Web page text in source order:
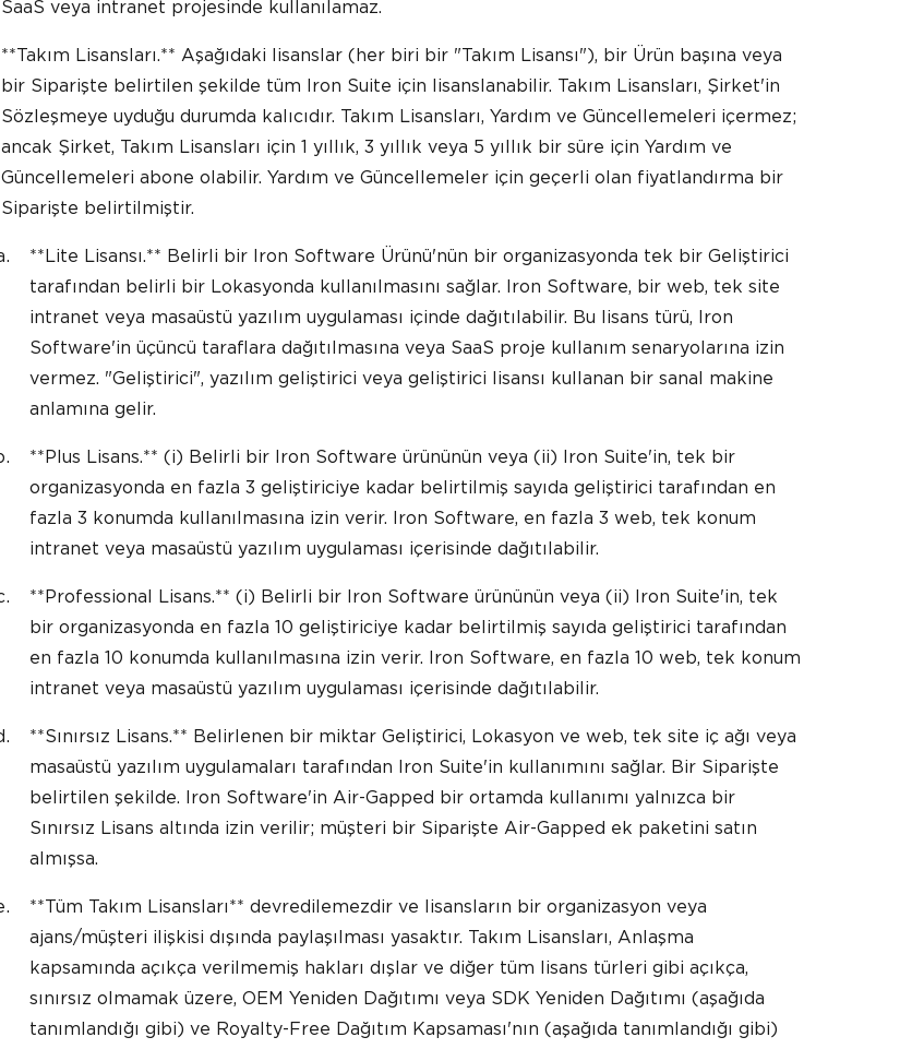
SaaS veya intranet projesinde kullanılamaz.
**Takım Lisansları.** Aşağıdaki lisanslar (her biri bir "Takım Lisansı"), bir Ürün başına veya
bir Siparişte belirtilen şekilde tüm Iron Suite için lisanslanabilir. Takım Lisansları, Şirket'in
Sözleşmeye uyduğu durumda kalıcıdır. Takım Lisansları, Yardım ve Güncellemeleri içermez;
ancak Şirket, Takım Lisansları için 1 yıllık, 3 yıllık veya 5 yıllık bir süre için Yardım ve
Güncellemeleri abone olabilir. Yardım ve Güncellemeler için geçerli olan fiyatlandırma bir
Siparişte belirtilmiştir.
**Lite Lisansı.** Belirli bir Iron Software Ürünü'nün bir organizasyonda tek bir Geliştirici
tarafından belirli bir Lokasyonda kullanılmasını sağlar. Iron Software, bir web, tek site
intranet veya masaüstü yazılım uygulaması içinde dağıtılabilir. Bu lisans türü, Iron
Software'in üçüncü taraflara dağıtılmasına veya SaaS proje kullanım senaryolarına izin
vermez. "Geliştirici", yazılım geliştirici veya geliştirici lisansı kullanan bir sanal makine
anlamına gelir.
**Plus Lisans.** (i) Belirli bir Iron Software ürününün veya (ii) Iron Suite'in, tek bir
organizasyonda en fazla 3 geliştiriciye kadar belirtilmiş sayıda geliştirici tarafından en
fazla 3 konumda kullanılmasına izin verir. Iron Software, en fazla 3 web, tek konum
intranet veya masaüstü yazılım uygulaması içerisinde dağıtılabilir.
**Professional Lisans.** (i) Belirli bir Iron Software ürününün veya (ii) Iron Suite'in, tek
bir organizasyonda en fazla 10 geliştiriciye kadar belirtilmiş sayıda geliştirici tarafından
en fazla 10 konumda kullanılmasına izin verir. Iron Software, en fazla 10 web, tek konum
intranet veya masaüstü yazılım uygulaması içerisinde dağıtılabilir.
**Sınırsız Lisans.** Belirlenen bir miktar Geliştirici, Lokasyon ve web, tek site iç ağı veya
masaüstü yazılım uygulamaları tarafından Iron Suite'in kullanımını sağlar. Bir Siparişte
belirtilen şekilde. Iron Software'in Air-Gapped bir ortamda kullanımı yalnızca bir
Sınırsız Lisans altında izin verilir; müşteri bir Siparişte Air-Gapped ek paketini satın
almışsa.
**Tüm Takım Lisansları** devredilemezdir ve lisansların bir organizasyon veya
ajans/müşteri ilişkisi dışında paylaşılması yasaktır. Takım Lisansları, Anlaşma
kapsamında açıkça verilmemiş hakları dışlar ve diğer tüm lisans türleri gibi açıkça,
sınırsız olmamak üzere, OEM Yeniden Dağıtımı veya SDK Yeniden Dağıtımı (aşağıda
tanımlandığı gibi) ve Royalty-Free Dağıtım Kapsaması'nın (aşağıda tanımlandığı gibi)